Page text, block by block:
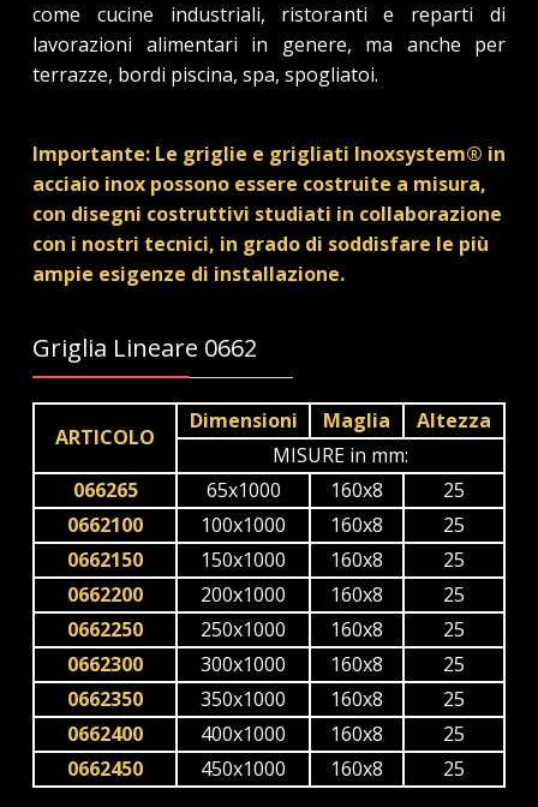
come cucine industriali, ristoranti e reparti di
lavorazioni alimentari in genere, ma anche per
terrazze, bordi piscina, spa, spogliatoi.
Importante: Le griglie e grigliati Inoxsystem® in
acciaio inox possono essere costruite a misura,
con disegni costruttivi studiati in collaborazione
con i nostri tecnici, in grado di soddisfare le più
ampie esigenze di installazione.
Griglia Lineare 0662
ARTICOLO
Dimensioni Maglia
Altezza
MISURE in mm:
066265
65x1000 160x8
25
0662100
100x1000 160x8
25
0662150
150x1000 160x8
25
0662200
200x1000 160x8
25
0662250
250x1000 160x8
25
0662300
300x1000 160x8
25
0662350
350x1000 160x8
25
0662400
400x1000 160x8
25
0662450
450x1000 160x8 25